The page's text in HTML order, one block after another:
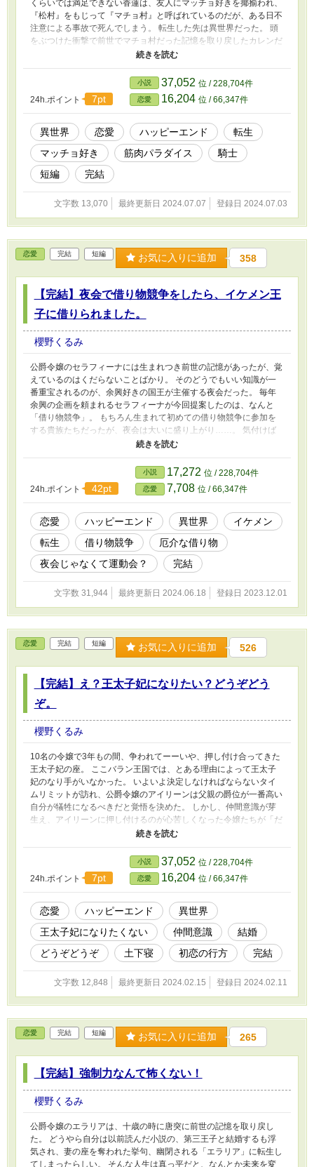
くらいでは満足できない香蓮は、友人にマッチョ好きを揶揄われ、
『松村』をもじって『マチョ村』と呼ばれているのだが、ある日不
注意による事故で死んでしまう。 転生した先は異世界だった。 頭
をぶつけた衝撃で前世でマチョ村だった記憶を取り戻したカレンだ
ったが、騎士団の寮で働いている彼女のまわりはマッチョだらけ
で……？ 新人騎士の幼馴染みも加わって、マッチョ好きには堪ら
ない筋肉パラダイスに悶絶するマチョ村さんのお話です。 小説家
になろう様にも投稿しています。 『文官貴族令嬢は、マッチョな
騎士に首ったけ。』がエンジェライト文庫様より電子書籍で配信さ
れています。 こちらもマッチョに惹かれる女の子のハッピーエン
ドのお話なので、よろしかったら各配信サイトからお願いいたしま
す。
24h.ポイント 7pt
小説 37,052 位 / 228,704件
恋愛 16,204 位 / 66,347件
異世界 恋愛 ハッピーエンド
転生
マッチョ好き
筋肉パラダイス
騎士
短編
完結
文字数 13,070 最終更新日 2024.07.07 登録日 2024.07.03
恋愛 完結 短編 お気に入りに追加 358
【完結】夜会で借り物競争をしたら、イケメン王
子に借りられました。
櫻野くるみ
公爵令嬢のセラフィーナには生まれつき前世の記憶があったが、覚
えているのはくだらないことばかり。 そのどうでもいい知識が一
番重宝されるのが、余興好きの国王が主催する夜会だった。 毎年
余興の企画を頼まれるセラフィーナが今回提案したのは、なんと
「借り物競争」。 もちろん生まれて初めての借り物競争に参加を
する貴族たちだったが、夜会は大いに盛り上がり……。 気付けば
セラフィーナはイケメン王太子、アレクシスに借りられて、共にゴ
ールにたどり着いていた。 果たしてアレクシスの引いたカードに
書かれていた内容とは？ 意味もなく異世界転生したセラフィーナ
が、特に使命や運命に翻弄されることもなく、王太子と結ばれるお
話。 とにかくツッコミどころ満載のゆるい、ハッピーエンドの短
編なので、気軽に読んでいただければ嬉しいです。 完結しまし
た。 小説家になろう様にも投稿しています。 小説家になろう様へ
の投稿時から、タイトルを『借り物（人）競争』からただの『借り
物競争』へ変更いたしました。
24h.ポイント 42pt
小説 17,272 位 / 228,704件
恋愛 7,708 位 / 66,347件
恋愛 ハッピーエンド 異世界
イケメン
転生
借り物競争
厄介な借り物
夜会じゃなくて運動会？
完結
文字数 31,944 最終更新日 2024.06.18 登録日 2023.12.01
恋愛 完結 短編 お気に入りに追加 526
【完結】え？王太子妃になりたい？どうぞどう
ぞ。
櫻野くるみ
10名の令嬢で3年もの間、争われてーーいや、押し付け合ってきた
王太子妃の座。 ここバラン王国では、とある理由によって王太子
妃のなり手がいなかった。 いよいよ決定しなければならないタイ
ムリミットが訪れ、公爵令嬢のアイリーンは父親の爵位が一番高い
自分が犠牲になるべきだと覚悟を決めた。 しかし、仲間意識が芽
生え、アイリーンに押し付けるのが心苦しくなった令嬢たちが「だ
ったら自分が王太子妃に」と主張し始め、今度は取り合う事態に。
そんな中、急に現れたピンク髪の男爵令嬢ユリア。 ユリアが「じ
ゃあ私がなります」と言い出して……？ 全6話で終わる短編です。
最後が長くなりました……。 ストレスフリーに、さらっと読んで
いただければ嬉しいです。 ダ◯ョウ倶楽部さんの伝統芸から思い
付いた話です。
24h.ポイント 7pt
小説 37,052 位 / 228,704件
恋愛 16,204 位 / 66,347件
恋愛 ハッピーエンド
異世界
王太子妃になりたくない
仲間意識
結婚
どうぞどうぞ
土下寝 初恋の行方 完結
文字数 12,848 最終更新日 2024.02.15 登録日 2024.02.11
恋愛 完結 短編 お気に入りに追加 265
【完結】強制力なんて怖くない！
櫻野くるみ
公爵令嬢のエラリアは、十歳の時に唐突に前世の記憶を取り戻し
た。 どうやら自分は以前読んだ小説の、第三王子と結婚するも浮
気され、妻の座を奪われた挙句、幽閉される「エラリア」に転生し
てしまったらしい。 そんな人生は真っ平だと、なんとか未来を変